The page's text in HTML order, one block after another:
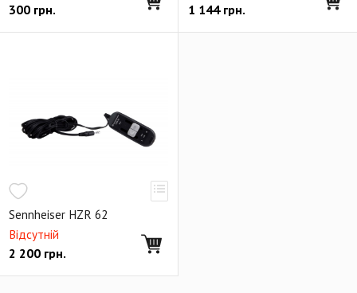
300 грн. 1 144грн.
Sennheiser HZR 62
Відсутній
2 200 грн.